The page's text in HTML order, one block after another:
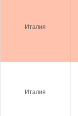
Италия
Италия